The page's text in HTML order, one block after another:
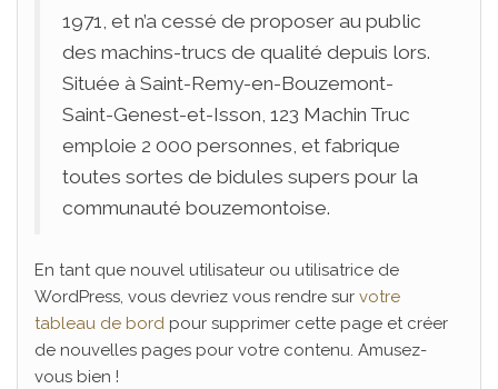
1971, et n’a cessé de proposer au public
des machins-trucs de qualité depuis lors.
Située à Saint-Remy-en-Bouzemont-
Saint-Genest-et-Isson, 123 Machin Truc
emploie 2 000 personnes, et fabrique
toutes sortes de bidules supers pour la
communauté bouzemontoise.
En tant que nouvel utilisateur ou utilisatrice de
WordPress, vous devriez vous rendre sur votre
tableau de bord pour supprimer cette page et créer
de nouvelles pages pour votre contenu. Amusez-
vous bien !